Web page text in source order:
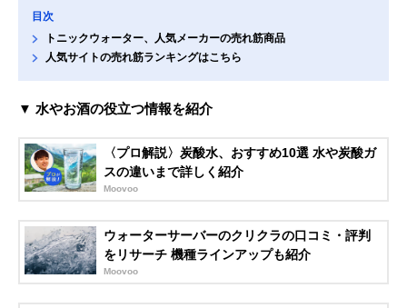
目次
トニックウォーター、人気メーカーの売れ筋商品
人気サイトの売れ筋ランキングはこちら
▼ 水やお酒の役立つ情報を紹介
〈プロ解説〉炭酸水、おすすめ10選 水や炭酸ガ
スの違いまで詳しく紹介
Moovoo
ウォーターサーバーのクリクラの口コミ・評判
をリサーチ 機種ラインアップも紹介
Moovoo